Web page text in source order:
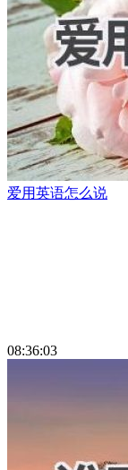
爱用英语怎么说
08:36:03